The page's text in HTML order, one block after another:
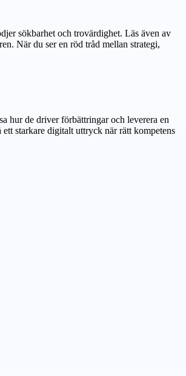
sökbarhet och trovärdighet. Läs även av
När du ser en röd tråd mellan strategi,
hur de driver förbättringar och leverera en
starkare digitalt uttryck när rätt kompetens